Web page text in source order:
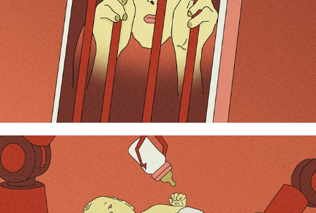
L’I.A. pourrait-elle surpasser les parents ?